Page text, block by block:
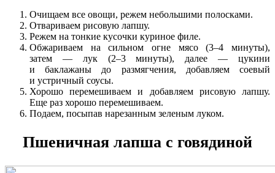
Очищаем все овощи, режем небольшими полосками.
Отвариваем рисовую лапшу.
Режем на тонкие кусочки куриное филе.
Обжариваем на сильном огне мясо (3–4 минуты),
затем — лук (2–3 минуты), далее — цукини
и баклажаны до размягчения, добавляем соевый
и устричный соусы.
Хорошо перемешиваем и добавляем рисовую лапшу.
Еще раз хорошо перемешиваем.
Подаем, посыпав нарезанным зеленым луком.
Пшеничная лапша с говядиной